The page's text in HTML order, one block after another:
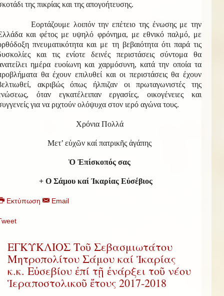
της πικρίας και της απογοήτευσης.
λοιπόν την επέτειο της ένωσης με την
και φέτος με υψηλό φρόνημα, με εθνικό παλμό, με
πνευματικότητα και με τη βεβαιότητα ότι παρά τις
και τις ενίοτε δεινές περιστάσεις σύντομα θα
ημέρα ευοίωνη και χαρμόσυνη, κατά την οποία τα
θα έχουν επιλυθεί και οι περιστάσεις θα έχουν
ακριβώς όπως ήλπιζαν οι πρωταγωνιστές της
όταν εγκατέλειπαν εργασίες, οικογένειες και
για να ριχτούν ολόψυχα στον ιερό αγώνα τους.
Χρόνια Πολλά
Μετ’ εὐχῶν καί πατρικῆς ἀγάπης
Ὁ Ἐπίσκοπός σας
+ Ο Σάμου καί Ἰκαρίας Εὐσέβιος
Εκτύπωση Email
ΕΓΚΥΚΛΙΟΣ Τοῦ Σεβασμιωτάτου
Μητροπολίτου Σάμου καί Ἰκαρίας
κ.κ. Εὐσεβίου ἐπί τῇ ἐνάρξει τοῦ νέου
Ἱεραποστολικοῦ ἔτους 2017-2018